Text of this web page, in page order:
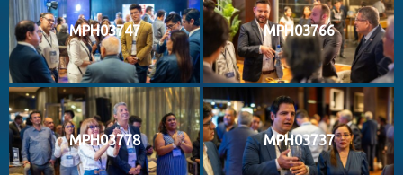
MPH03747 MPH03766
MPH03778 MPH03737